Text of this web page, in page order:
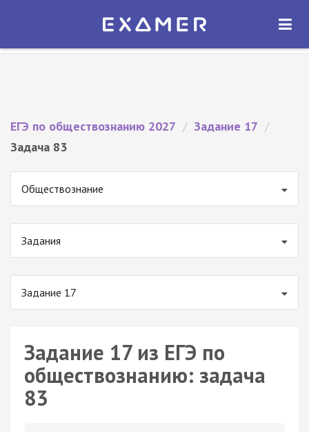
Экзамер — ЕГЭ 2027
ОТКРЫТЬ
ЕГЭ по обществознанию 2027 / Задание 17 /
Задача 83
Обществознание
Задания
Задание 17
Задание 17 из ЕГЭ по
обществознанию: задача
83